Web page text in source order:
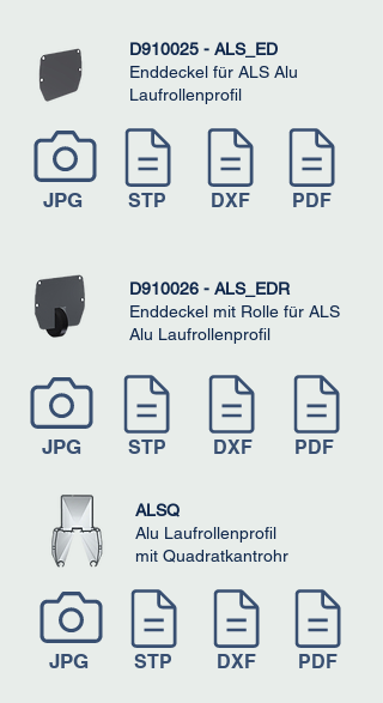
JPG
D910025 - ALS_ED
Enddeckel für ALS Alu
Laufrollenprofil
STP DXF PDF
JPG
D910026 - ALS_EDR
Enddeckel mit Rolle für ALS
Alu Laufrollenprofil
STP DXF PDF
JPG
ALSQ
Alu Laufrollenprofil
mit Quadratkantrohr
STP DXF PDF